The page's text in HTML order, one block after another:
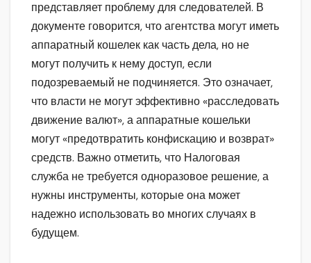
представляет проблему для следователей. В
документе говорится, что агентства могут иметь
аппаратный кошелек как часть дела, но не
могут получить к нему доступ, если
подозреваемый не подчиняется. Это означает,
что власти не могут эффективно «расследовать
движение валют», а аппаратные кошельки
могут «предотвратить конфискацию и возврат»
средств. Важно отметить, что Налоговая
служба не требуется одноразовое решение, а
нужны инструменты, которые она может
надежно использовать во многих случаях в
будущем.